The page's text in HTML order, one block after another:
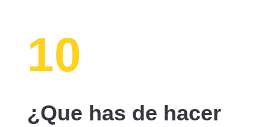
10
¿Que has de hacer